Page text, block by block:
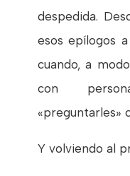
despedida.
esos epílogos
cuando, a
con
«preguntarles»
Y volviendo al